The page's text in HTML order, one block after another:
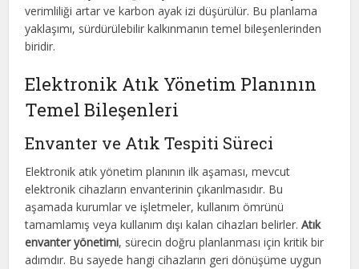
verimliliği artar ve karbon ayak izi düşürülür. Bu planlama
yaklaşımı, sürdürülebilir kalkınmanın temel bileşenlerinden
biridir.
Elektronik Atık Yönetim Planının
Temel Bileşenleri
Envanter ve Atık Tespiti Süreci
Elektronik atık yönetim planının ilk aşaması, mevcut
elektronik cihazların envanterinin çıkarılmasıdır. Bu
aşamada kurumlar ve işletmeler, kullanım ömrünü
tamamlamış veya kullanım dışı kalan cihazları belirler.Atık
envanter yönetimi, sürecin doğru planlanması için kritik bir
adımdır. Bu sayede hangi cihazların geri dönüşüme uygun